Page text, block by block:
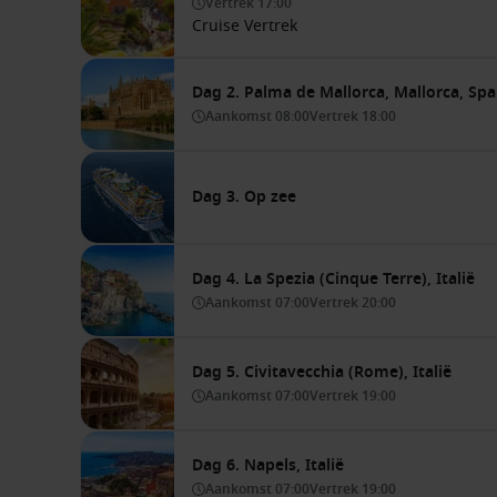
Cruise Vertrek
Dag 2. Palma de Mallorca, Mallorca,
Aankomst 08:00Vertrek 18:00
Dag 3. Op zee
Dag 4. La Spezia (Cinque Terre), Italië
Aankomst 07:00Vertrek 20:00
Dag 5. Civitavecchia (Rome), Italië
Aankomst 07:00Vertrek 19:00
Dag 6. Napels, Italië
Aankomst 07:00Vertrek 19:00